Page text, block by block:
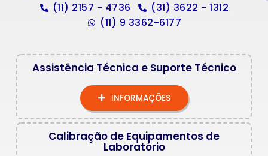
(11) 2157 - 4736
(31) 3622 - 1312
(11) 9 3362-6177
Assistência Técnica e Suporte Técnico
INFORMAÇÕES
Calibração de Equipamentos de
Laboratório